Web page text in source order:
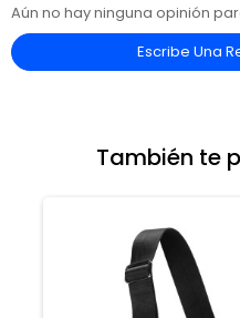
Aún no hay ninguna opinión
Escribe Una
También te